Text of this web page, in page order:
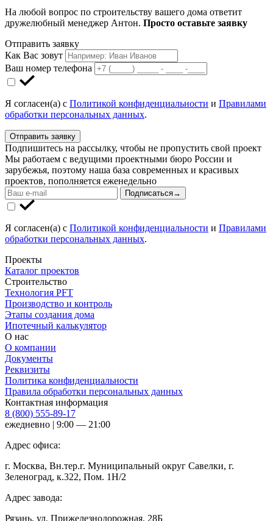
На любой вопрос по строительству вашего дома ответит
дружелюбный менеджер Антон. Просто оставьте заявку
Отправить заявку
Как Вас зовут
Ваш номер телефона
Я согласен(а) с Политикой конфиденциальности и Правилами
обработки персональных данных.
Отправить заявку
Подпишитесь на рассылку, чтобы не пропустить свой проект
Мы работаем с ведущими проектными бюро России и
зарубежья, поэтому наша база современных и красивых
проектов, пополняется еженедельно
Подписаться→
Я согласен(а) с Политикой конфиденциальности и Правилами
обработки персональных данных.
Проекты
Каталог проектов
Строительство
Технология PFT
Производство и контроль
Этапы создания дома
Ипотечный калькулятор
О нас
О компании
Документы
Реквизиты
Политика конфиденциальности
Правила обработки персональных данных
Контактная информация
8 (800) 555-89-17
ежедневно | 9:00 — 21:00
Адрес офиса:
г. Москва, Вн.тер.г. Муниципальный округ Савелки, г.
Зеленоград, к.322, Пом. 1Н/2
Адрес завода:
Рязань, ул. Прижелезнодорожная, 28Б